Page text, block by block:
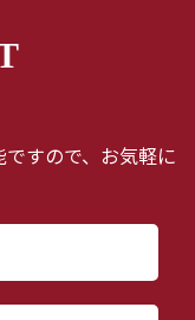
すので、お気軽に